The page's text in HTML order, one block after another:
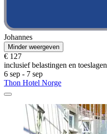
Johannes
Minder weergeven
€ 127
inclusief belastingen en toeslagen
6 sep - 7 sep
Thon Hotel Norge